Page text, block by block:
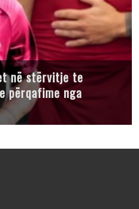
në stërvitje te
përqafime nga